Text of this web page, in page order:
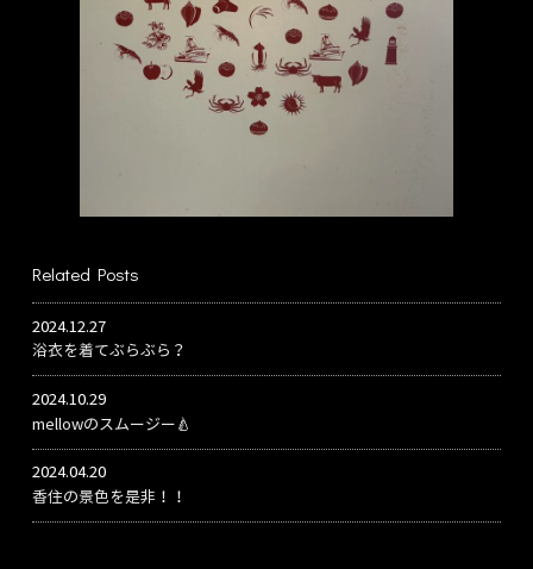
Related Posts
2024.12.27
浴衣を着てぶらぶら？
2024.10.29
mellowのスムージー🍐
2024.04.20
香住の景色を是非！！